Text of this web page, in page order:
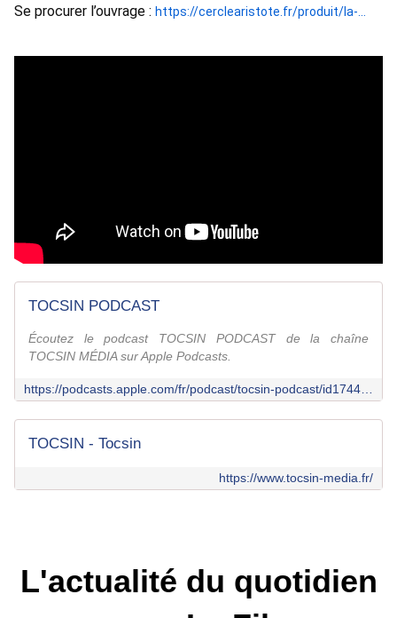
Se procurer l’ouvrage : https://cerclearistote.fr/produit/la-...
TOCSIN PODCAST
Écoutez le podcast TOCSIN PODCAST de la chaîne
TOCSIN MÉDIA sur Apple Podcasts.
TOCSIN - Tocsin
https://www.tocsin-media.fr/
L'actualité du quotidien